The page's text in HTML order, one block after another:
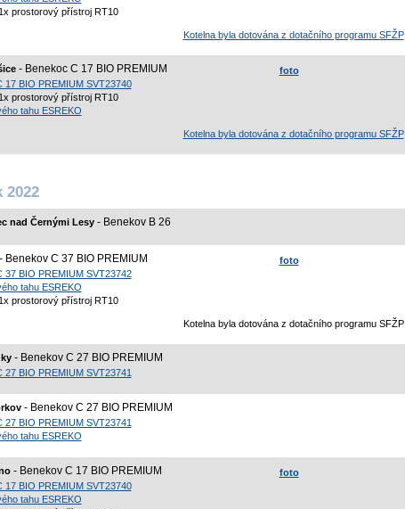
prostorový přístroj RT10
Kotelna byla dotována z dotačního programu SFŽP
- Benekoc C 17 BIO PREMIUM
foto
17 BIO PREMIUM SVT23740
prostorový přístroj RT10
tahu ESREKO
Kotelna byla dotována z dotačního programu SFŽP
2022
nad Černými Lesy - Benekov B 26
- Benekov C 37 BIO PREMIUM
foto
37 BIO PREMIUM SVT23742
tahu ESREKO
prostorový přístroj RT10
Kotelna byla dotována z dotačního programu SFŽP
- Benekov C 27 BIO PREMIUM
27 BIO PREMIUM SVT23741
- Benekov C 27 BIO PREMIUM
27 BIO PREMIUM SVT23741
tahu ESREKO
- Benekov C 17 BIO PREMIUM
foto
17 BIO PREMIUM SVT23740
tahu ESREKO